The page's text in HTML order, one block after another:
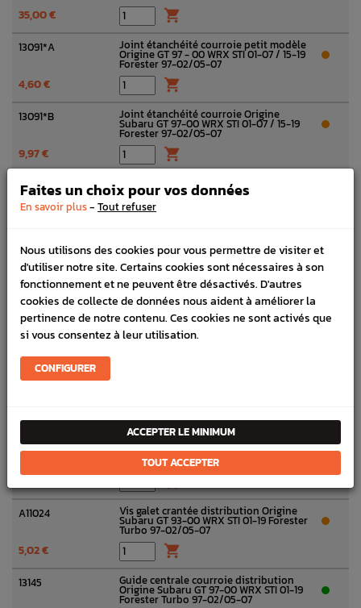
35,00 € 
13091*A Joint étanchéité courroie petit modèle
Origine GT 97 - 00 WRX STI 01-07 / 15-19
Forester 97-02/05-07
4,60 € 
13091*B Joint étanchéité courroie Origine
Subaru GT 97-00 WRX STI 01-07 / 15-19
Forester 97-02/05-07
9,97 € 
13073*C Galet Rouleau Origine Subaru Impreza
GT 99-00 Forester Turbo 97-02
55,63 €
J20832 Vis galet rouleau distribution pour
subaru GT 99-00 WRX/STI 01-02 Forester
Turbo 97-02
3,53 € 
13033 Tendeur de courroie de distribution
Origine Subaru GT 97-00 WRX/STI 01-18
FORESTER 97-02/05-07
J20838
3,41 € 
13085 Galet cranté SUBARU GT 93-00 WRX/STI
01-19 Forester 97-02/05-07
66,82 €
A11024 Vis galet crantée distribution Origine
Subaru GT 93-00 WRX STI 01-19 Forester
Turbo 97-02/05-07
5,02 € 
13145 Guide centrale courroie distribution
Origine Subaru GT 97-00 WRX STI 01-19
Forester Turbo 97-02/05-07
Faites un choix pour vos données
En savoir plus- Tout refuser
Nous utilisons des cookies pour vous permettre de visiter et
d'utiliser notre site. Certains cookies sont nécessaires à son
fonctionnement et ne peuvent être désactivés. D'autres
cookies de collecte de données nous aident à améliorer la
pertinence de notre contenu. Ces cookies ne sont activés que
si vous consentez à leur utilisation.
CONFIGURER
ACCEPTER LE MINIMUM
TOUT ACCEPTER